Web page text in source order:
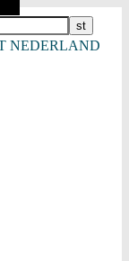
NEDERLAND